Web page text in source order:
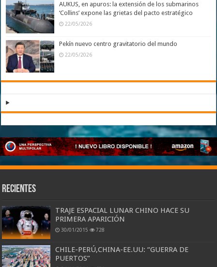
AUKUS, en apuros: la extensión de los submarinos
‘Collins’ expone las grietas del pacto estratégico
22/05/2026
Pekín nuevo centro gravitatorio del mundo
22/05/2026
Recientes
TRAJE ESPACIAL LUNAR CHINO HACE SU
PRIMERA APARICIÓN
30/01/2015 728
CHILE-PERÚ,CHINA-EE.UU: “GUERRA DE
PUERTOS”